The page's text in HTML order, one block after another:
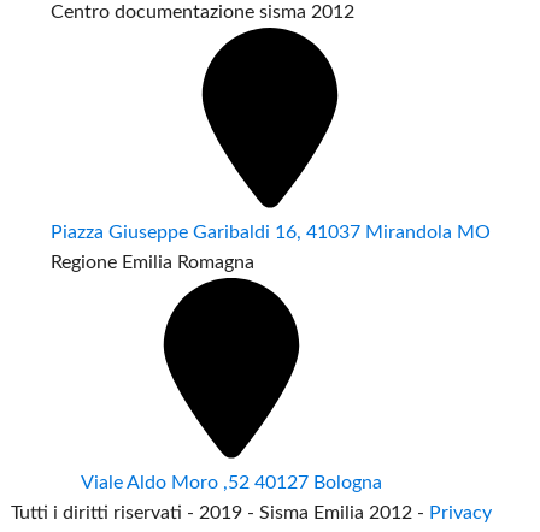
Centro documentazione sisma 2012
Piazza Giuseppe Garibaldi 16, 41037 Mirandola MO
Regione Emilia Romagna
Viale Aldo Moro ,52 40127 Bologna
Tutti i diritti riservati - 2019 - Sisma Emilia 2012 - Privacy